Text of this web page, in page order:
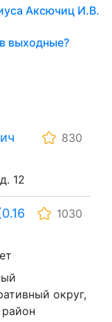
Аксючиц И.В.
выходные?
830
12
1030
округ,